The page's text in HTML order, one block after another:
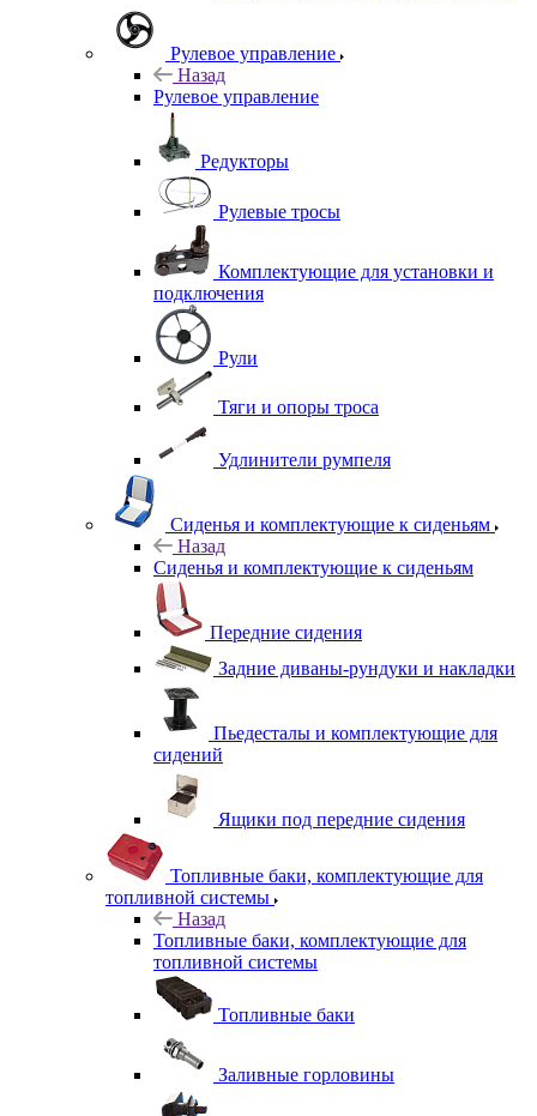
Рулевое управление
Назад
Рулевое управление
Редукторы
Рулевые тросы
Комплектующие для установки и
подключения
Рули
Тяги и опоры троса
Удлинители румпеля
Сиденья и комплектующие к сиденьям
Назад
Сиденья и комплектующие к сиденьям
Передние сидения
Задние диваны-рундуки и накладки
Пьедесталы и комплектующие для
сидений
Ящики под передние сидения
Топливные баки, комплектующие для
топливной системы
Назад
Топливные баки, комплектующие для
топливной системы
Топливные баки
Заливные горловины